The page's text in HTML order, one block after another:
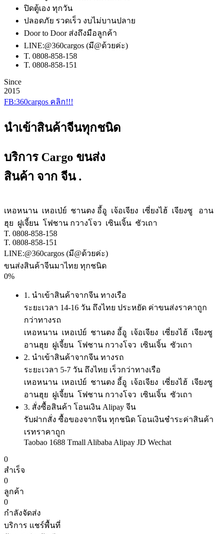
ปิดตู้เอง ทุกวัน
ปลอดภัย รวดเร็ว งบไม่บานปลาย
Door to Door ส่งถึงมือลูกค้า
LINE:@360cargos (มี@ด้วยค่ะ)
T. 0808-858-158
T. 0808-858-151
Since
2015
FB:360cargos คลิก!!!
นำเข้าสินค้าจีนทุกชนิด
บริการ Cargo ขนส่ง
สินค้า จาก จีน .
เหอหนาน เหอเป่ย์ ชานตง อี้อู เจ้อเจียง เซี่ยงไฮ้ เจียงซู อาน
ฮุย ฝูเจี้ยน โฟชาน กวางโจว เซินเจิ้น ซัวเถา
T. 0808-858-158
T. 0808-858-151
LINE:@360cargos (มี@ด้วยค่ะ)
ขนส่งสินค้าจีนมาไทย ทุกชนิด
0%
1. นำเข้าสินค้าจากจีน ทางเรือ
ระยะเวลา 14-16 วัน ถึงไทย ประหยัด ค่าขนส่งราคาถูก
กว่าทางรถ
เหอหนาน เหอเป่ย์ ชานตง อี้อู เจ้อเจียง เซี่ยงไฮ้ เจียงซู
อานฮุย ฝูเจี้ยน โฟชาน กวางโจว เซินเจิ้น ซัวเถา
2. นำเข้าสินค้าจากจีน ทางรถ
ระยะเวลา 5-7 วัน ถึงไทย เร็วกว่าทางเรือ
เหอหนาน เหอเป่ย์ ชานตง อี้อู เจ้อเจียง เซี่ยงไฮ้ เจียงซู
อานฮุย ฝูเจี้ยน โฟชาน กวางโจว เซินเจิ้น ซัวเถา
3. สั่งซื้อสินค้า โอนเงิน Alipay จีน
รับฝากสั่ง ซื้อของจากจีน ทุกชนิด โอนเงินชำระค่าสินค้า
เรทราคาถูก
Taobao 1688 Tmall Alibaba Alipay JD Wechat
0
สำเร็จ
0
ลูกค้า
0
กำลังจัดส่ง
บริการ แชร์พื้นที่